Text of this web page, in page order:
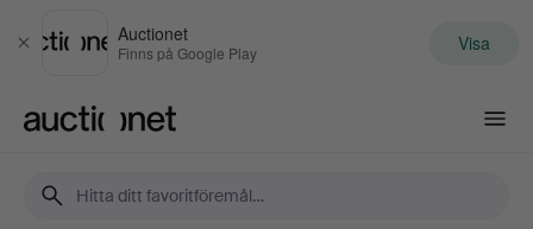
Stäng
Auctionet
Finns på Google Play Visa